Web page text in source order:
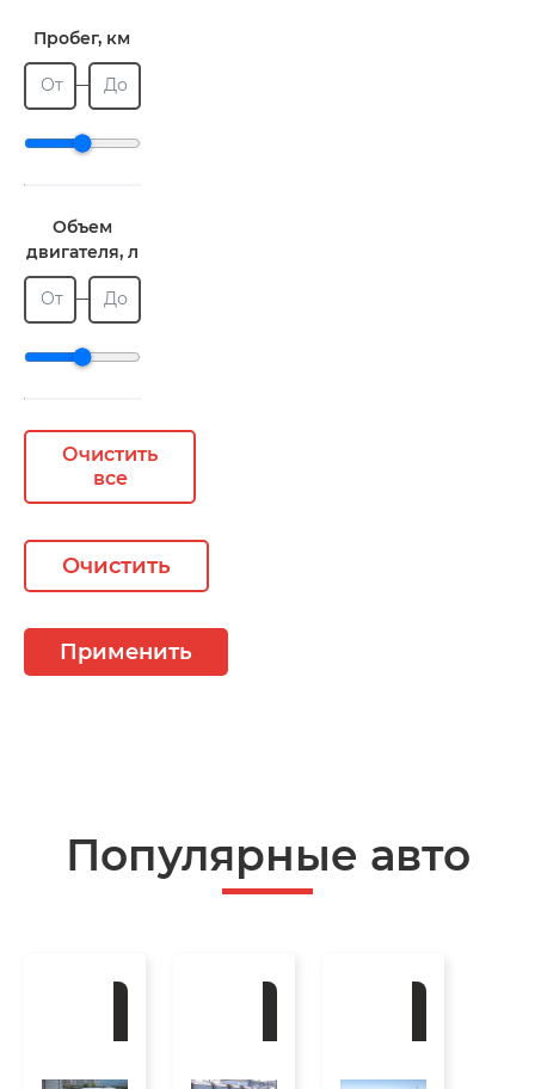
Пробег, км
От До
Объем
двигателя, л
От До
Очистить
все
Очистить
Применить
Популярные авто